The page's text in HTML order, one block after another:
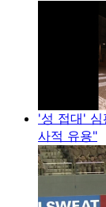
'성 접대' 심
사적 유용"